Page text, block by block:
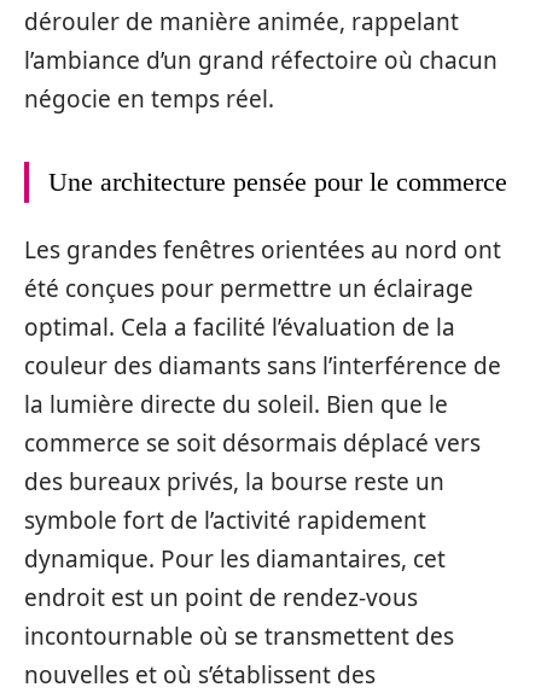
dérouler de manière animée, rappelant
l’ambiance d’un grand réfectoire où chacun
négocie en temps réel.
Une architecture pensée pour le commerce
Les grandes fenêtres orientées au nord ont
été conçues pour permettre un éclairage
optimal. Cela a facilité l’évaluation de la
couleur des diamants sans l’interférence de
la lumière directe du soleil. Bien que le
commerce se soit désormais déplacé vers
des bureaux privés, la bourse reste un
symbole fort de l’activité rapidement
dynamique. Pour les diamantaires, cet
endroit est un point de rendez-vous
incontournable où se transmettent des
nouvelles et où s’établissent des